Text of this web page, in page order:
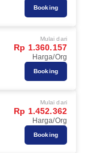
Booking
Mulai dari
Rp 1.360.157
Harga/Org
Booking
Mulai dari
Rp 1.452.362
Harga/Org
Booking